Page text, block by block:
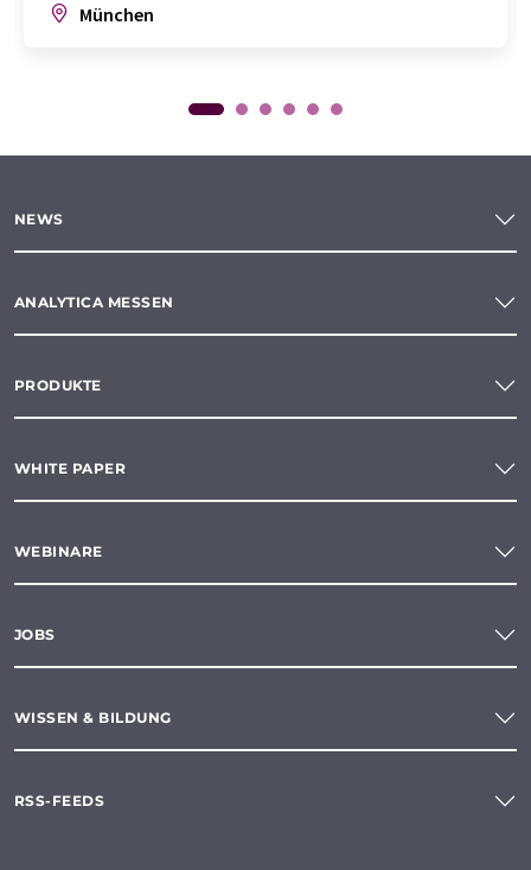
München
NEWS
ANALYTICA MESSEN
PRODUKTE
WHITE PAPER
WEBINARE
JOBS
WISSEN & BILDUNG
RSS-FEEDS